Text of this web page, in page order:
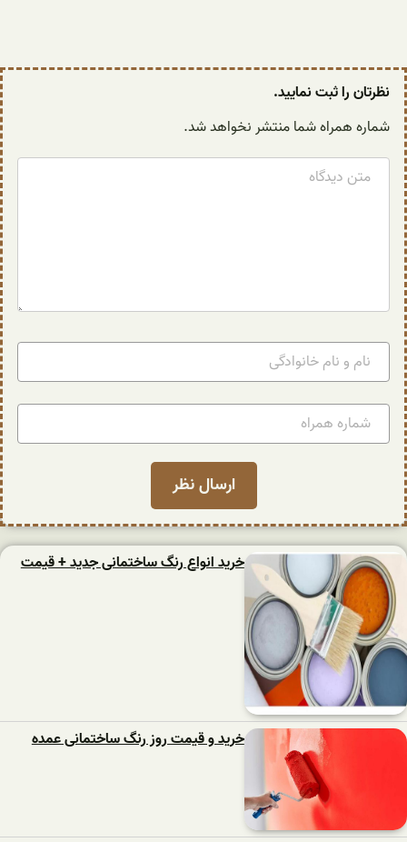
نظرتان را ثبت نمایید.
شماره همراه شما منتشر نخواهد شد.
خرید انواع رنگ ساختمانی جدید + قیمت
خرید و قیمت روز رنگ ساختمانی عمده